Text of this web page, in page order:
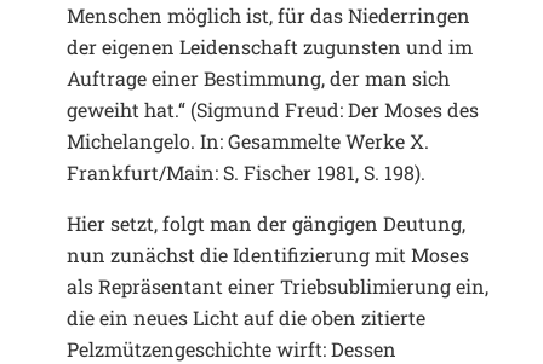
Menschen möglich ist, für das Niederringen
der eigenen Leidenschaft zugunsten und im
Auftrage einer Bestimmung, der man sich
geweiht hat.“ (Sigmund Freud: Der Moses des
Michelangelo. In: Gesammelte Werke X.
Frankfurt/Main: S. Fischer 1981, S. 198).
Hier setzt, folgt man der gängigen Deutung,
nun zunächst die Identifizierung mit Moses
als Repräsentant einer Triebsublimierung ein,
die ein neues Licht auf die oben zitierte
Pelzmützengeschichte wirft: Dessen